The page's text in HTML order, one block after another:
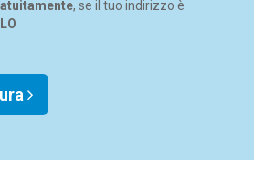
, se il tuo indirizzo è